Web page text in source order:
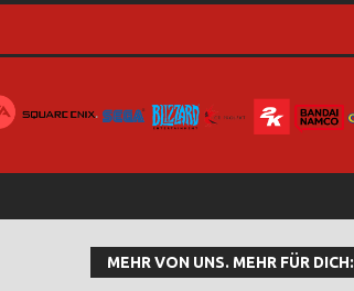
MEHR VON UNS. MEHR FÜR DICH: